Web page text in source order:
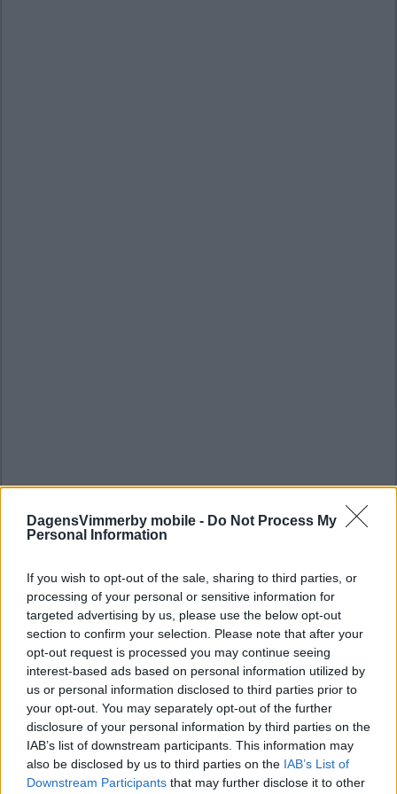
DagensVimmerby mobile - Do Not Process My
Personal Information
If you wish to opt-out of the sale, sharing to third parties, or
processing of your personal or sensitive information for
targeted advertising by us, please use the below opt-out
section to confirm your selection. Please note that after your
opt-out request is processed you may continue seeing
interest-based ads based on personal information utilized by
us or personal information disclosed to third parties prior to
your opt-out. You may separately opt-out of the further
disclosure of your personal information by third parties on the
IAB’s list of downstream participants. This information may
also be disclosed by us to third parties on the IAB’s List of
Downstream Participants that may further disclose it to other